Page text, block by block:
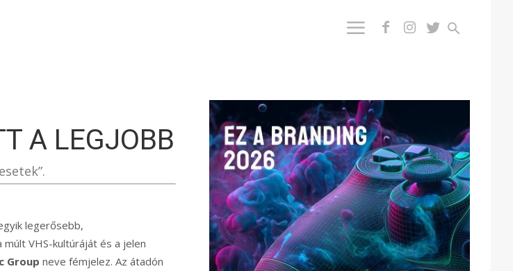
A LEGJOBB
legerősebb,
VHS-kultúráját és a jelen
Group neve fémjelez. Az átadón